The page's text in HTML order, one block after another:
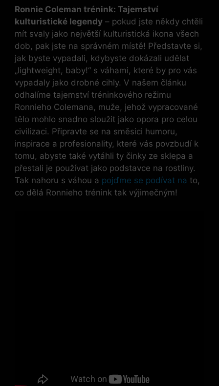
Ronnie Coleman trénink: Tajemství
kulturistické legendy – pokud jste někdy chtěli
mít svaly jako největší kulturistická ikona všech
dob, pak jste na správném místě! Představte si,
jak byste vypadali, kdybyste dokázali udělat
„lightweight, baby!“ s váhami, které by pro vás
vypadaly jako drobné cihly. V našem článku
odhalíme tajemství tréninkového režimu
Ronnieho Colemana, muže, jehož vypracované
tělo mohlo snadno sloužit jako opora pro celou
civilizaci. Připravte se na směsici humoru,
inspirace a profesionality, které vás povzbudí k
tomu, abyste také vytáhli ty činky ze sklepa a
přestali je používat jako podstavce na rostliny.
Tak nahoru s váhou a pojďme se podívat na to,
co dělá Ronnieho trénink tak výjimečným!